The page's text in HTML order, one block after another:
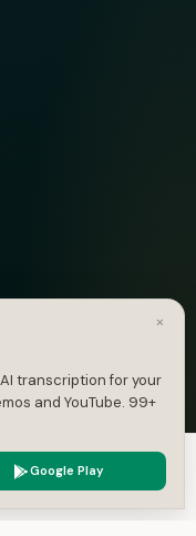
×
transcription for your
and YouTube. 99+
Google Play